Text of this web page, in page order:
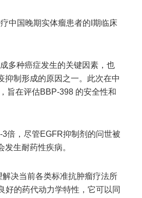
中国晚期实体瘤患者的I期临床
多种癌症发生的关键因素，也
抑制形成的原因之一。此次在中
旨在评估BBP-398 的安全性和
倍，尽管EGFR抑制剂的问世被
生耐药性疾病。
决当前各类标准抗肿瘤疗法所
好的药代动力学特性，它可以同